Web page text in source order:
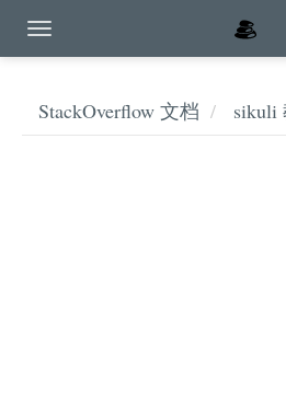
StackOverflow 文档 sikuli